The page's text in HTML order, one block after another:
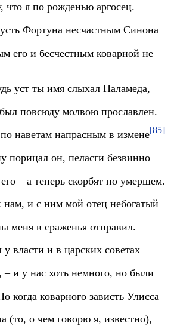
что я по рожденью аргосец.
Фортуна несчастным Синона
его и бесчестным коварной не
уст ты имя слыхал Паламеда,
повсюду молвою прославлен.
наветам напрасным в измене[85]
порицал он, пеласги безвинно
– а теперь скорбят по умершем.
нам, и с ним мой отец небогатый
меня в сраженья отправил.
у власти и в царских советах
и у нас хоть немного, но были
когда коварного зависть Улисса
(то, о чем говорю я, известно),